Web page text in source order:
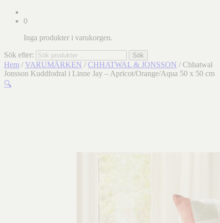
0
Inga produkter i varukorgen.
Sök efter: Sök
Hem / VARUMÄRKEN / CHHATWAL & JONSSON / Chhatwal
Jonsson Kuddfodral i Linne Jay – Apricot/Orange/Aqua 50 x 50 cm
🔍